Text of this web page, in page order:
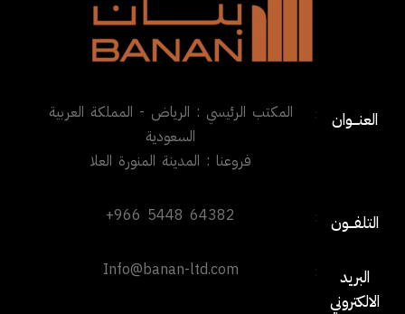
العنـــوان
المكتب الرئيسي : الرياض - المملكة العربية
السعودية
فروعنا : المدينة المنورة العلا
التلفـــون +966 5448 64382
البريد
الالكتروني
Info@banan-ltd.com